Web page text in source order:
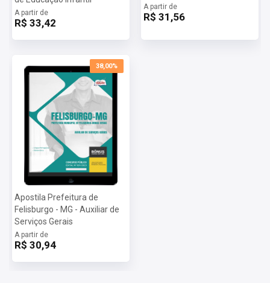
Mais informações sobre o concurso Prefeitura de Felisburgo -
MG 2024:
Taxa de Inscrição:R$ 143,00
21/04/2024
Organizadora:
Gazzinelli
A partir de
R$ 33,42
A partir de
R$ 31,56
38,00%
Apostila Prefeitura de
Felisburgo - MG - Auxiliar de
Serviços Gerais
A partir de
R$ 30,94